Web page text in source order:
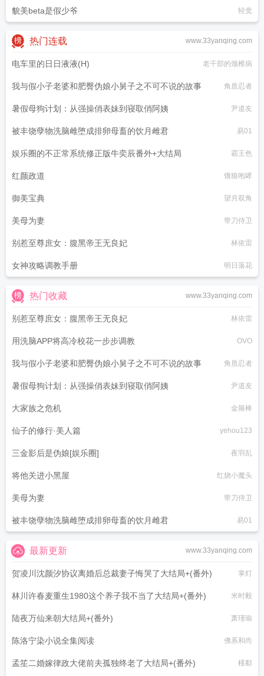
貌美beta是假少爷 轻觉
www.33yanqing.com
热门连载
电车里的日日液液(H) 老干部的颈椎病
我与假小子老婆和肥臀伪娘小舅子之不可不说的故事 角质忍者
暑假母狗计划：从强操俏表妹到寝取俏阿姨 尹道友
被丰饶孽物洗脑雌堕成排卵母畜的饮月雌君 易01
娱乐圈的不正常系统修正版牛奕辰番外+大结局 霸王色
红颜政道 饿狼咆哮
御美宝典 望月双角
美母为妻 带刀侍卫
别惹至尊庶女：腹黑帝王无良妃 林依雷
女神攻略调教手册 明日落花
www.33yanqing.com
热门收藏
别惹至尊庶女：腹黑帝王无良妃 林依雷
用洗脑APP将高冷校花一步步调教 OVO
我与假小子老婆和肥臀伪娘小舅子之不可不说的故事 角质忍者
暑假母狗计划：从强操俏表妹到寝取俏阿姨 尹道友
大家族之危机 金箍棒
仙子的修行·美人篇 yehou123
三金影后是伪娘[娱乐圈] 夜羽乱
将他关进小黑屋 红烧小魔头
美母为妻 带刀侍卫
被丰饶孽物洗脑雌堕成排卵母畜的饮月雌君 易01
www.33yanqing.com
最新更新
贺凌川沈颜汐协议离婚后总裁妻子悔哭了大结局+(番外) 掌灯
林川许春麦重生1980这个养子我不当了大结局+(番外) 米时毅
陆夜万仙来朝大结局+(番外) 萧瑾瑜
陈洛宁染小说全集阅读 佛系和尚
孟笙二婚嫁律政大佬前夫孤独终老了大结局+(番外) 槿郗